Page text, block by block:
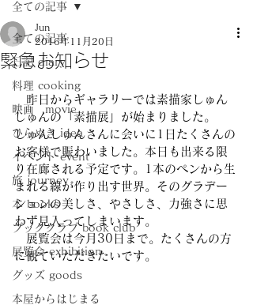
全ての記事
日記 diary
料理 cooking
映画 movie
ひらめき idea
イベント event
旅 journey
本 books
ブッククラブ book club
展覧会 exhibition
グッズ goods
本屋からはじまる
全ての記事
緊急お知らせ
Jun
2016年11月20日
昨日からギャラリーでは素描家しゅん
しゅんの「素描展」が始まりました。
しゅんしゅんさんに会いに1日たくさんの
お客様で賑わいました。本日も出来る限
り在廊される予定です。1本のペンから生
まれる線が作り出す世界。そのグラデー
ションの美しさ、やさしさ、力強さに思
わず見入ってしまいます。
展覧会は今月30日まで。たくさんの方
に観ていただきたいです。